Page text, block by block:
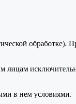
обработке).
лицам
в нем условиями.